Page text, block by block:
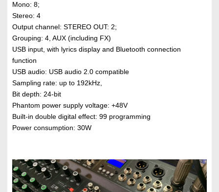
Mono: 8;
Stereo: 4
Output channel: STEREO OUT: 2;
Grouping: 4, AUX (including FX)
USB input, with lyrics display and Bluetooth connection
function
USB audio: USB audio 2.0 compatible
Sampling rate: up to 192kHz,
Bit depth: 24-bit
Phantom power supply voltage: +48V
Built-in double digital effect: 99 programming
Power consumption: 30W